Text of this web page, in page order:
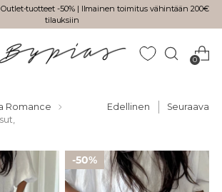
tuotteet -50% | Ilmainen toimitus vähintään 200€
tilauksiin
0
Romance
Edellinen Seuraava
50%